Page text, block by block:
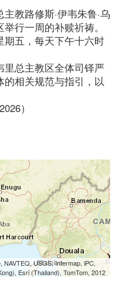
教路修斯·伊韦朱鲁·乌
行一周的补赎祈祷。
期五，每天下午十六时
里总主教区全体司铎严
相关规范与指引，以
）
USGS, Intermap, iPC,
Esri (Thailand), TomTom, 2012